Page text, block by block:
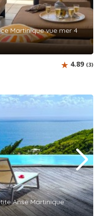
Martinique vue mer 4
4.89 (3)
Anse Martinique